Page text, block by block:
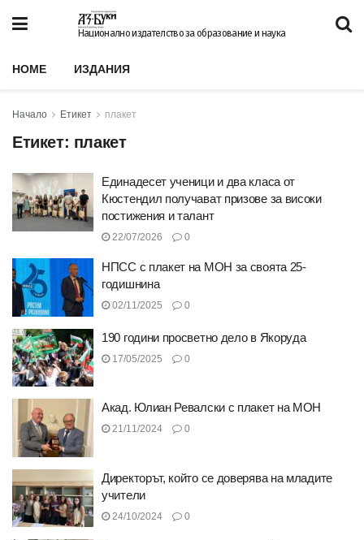
Национално издателство за образование и наука
HOME ИЗДАНИЯ
Начало Етикет плакет
Етикет: плакет
Единадесет ученици и два класа от
Кюстендил получават призове за високи
постижения и талант
22/07/2026 0
НПСС с плакет на МОН за своята 25-
годишнина
02/11/2025 0
190 години просветно дело в Якоруда
17/05/2025 0
Акад. Юлиан Ревалски с плакет на МОН
21/11/2024 0
Директорът, който се доверява на младите
учители
24/10/2024 0